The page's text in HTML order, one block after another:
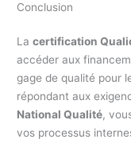
Conclusion
Lacertification
accéder aux
gage de qualité pour
répondant aux
National Qualité,
vos processus